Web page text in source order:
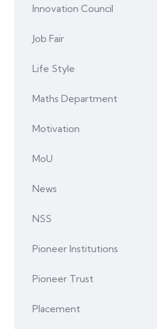
Innovation Council
Job Fair
Life Style
Maths Department
Motivation
MoU
News
NSS
Pioneer Institutions
Pioneer Trust
Placement